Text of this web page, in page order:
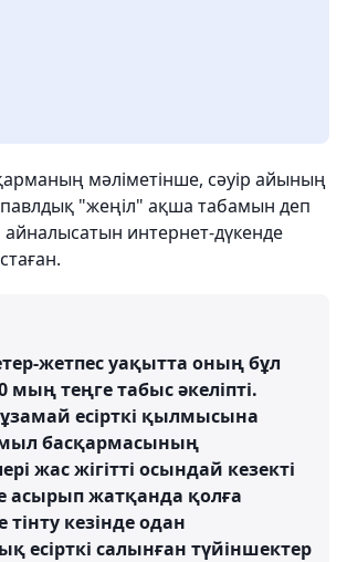
мәліметінше, сәуір айының
"жеңіл" ақша табамын деп
айналысатын интернет-дүкенде
жетпес уақытта оның бұл
теңге табыс әкеліпті.
есірткі қылмысына
басқармасының
жас жігітті осындай кезекті
асырып жатқанда қолға
тінту кезінде одан
есірткі салынған түйіншектер